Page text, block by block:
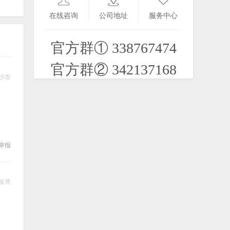
球)Real Football 2011
分享一个比较小众的java网站 jar游戏下
载
2022-03-21
在线咨询 公司地址 服务中心
官方群① 338767474
官方群② 342137168
发
报
凳